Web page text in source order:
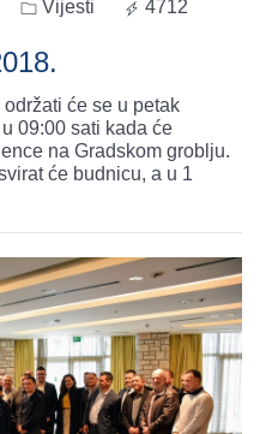
Vijesti 4712
će se u petak
09:00 sati kada će
na Gradskom groblju.
će budnicu, a u 1